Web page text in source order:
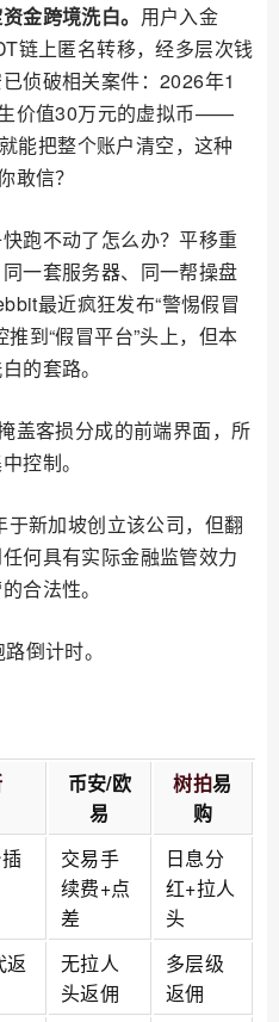
金跨境洗白。 用户入金
链上匿名转移，经多层次钱
侦破相关案件：2026年1
生价值30万元的虚拟币——
能把整个账户清空，这种
敢信？
跑不动了怎么办？平移重
一套服务器、同一帮操盘
最近疯狂发布“警惕假冒
到“假冒平台”头上，但本
的套路。
盖客损分成的前端界面，所
控制。
新加坡创立该公司，但翻
何具有实际金融监管效力
合法性。
倒计时。
币安/欧
易
树拍易
购
交易手
续费+点
差
日息分
红+拉人
头
返
无拉人
头返佣
多层级
返佣